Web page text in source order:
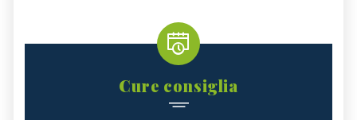
Cure consiglia